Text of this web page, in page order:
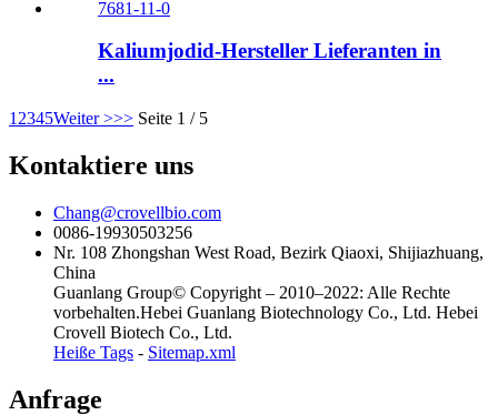
Kaliumjodid-Hersteller Lieferanten in
...
1 2345Weiter >>> Seite 1 / 5
Kontaktiere uns
Chang@crovellbio.com
0086-19930503256
Nr. 108 Zhongshan West Road, Bezirk Qiaoxi, Shijiazhuang,
China
Guanlang Group© Copyright – 2010–2022: Alle Rechte
vorbehalten.Hebei Guanlang Biotechnology Co., Ltd. Hebei
Crovell Biotech Co., Ltd.
Heiße Tags - Sitemap.xml
Anfrage